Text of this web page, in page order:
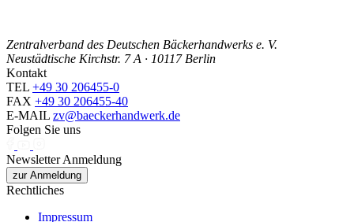
Zentralverband des Deutschen Bäckerhandwerks e. V.
Neustädtische Kirchstr. 7 A · 10117 Berlin
Kontakt
TEL +49 30 206455-0
FAX +49 30 206455-40
E-MAIL zv@baeckerhandwerk.de
Folgen Sie uns
Newsletter Anmeldung
zur Anmeldung
Rechtliches
Impressum